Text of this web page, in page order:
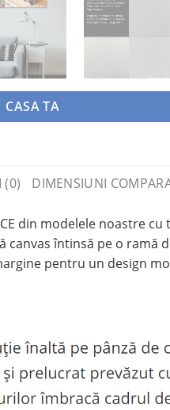
CASA TA
(0) DIMENSIUNI
din modelele noastre
întinsă pe o
pentru un design